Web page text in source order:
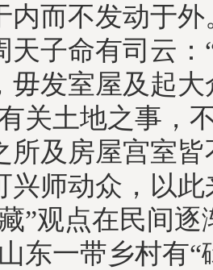
内而不发动于外
天子命有司云：
毋发室屋及起
关土地之事，
所及房屋宫室
兴师动众，以
”观点在民间逐
东一带乡村有